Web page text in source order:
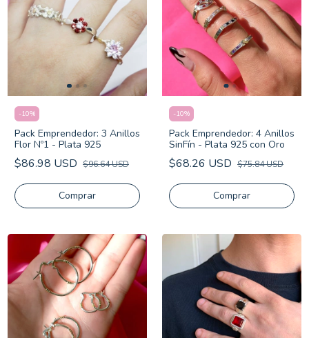
-10%
Pack Emprendedor: 3 Anillos
Flor Nº1 - Plata 925
$86.98 USD $96.64 USD
-10%
Pack Emprendedor: 4 Anillos
SinFín - Plata 925 con Oro
$68.26 USD $75.84 USD